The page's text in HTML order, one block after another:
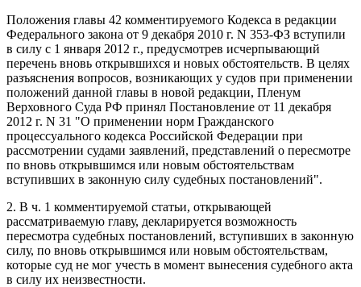
Положения главы 42 комментируемого Кодекса в редакции
Федерального закона от 9 декабря 2010 г. N 353-ФЗ вступили
в силу с 1 января 2012 г., предусмотрев исчерпывающий
перечень вновь открывшихся и новых обстоятельств. В целях
разъяснения вопросов, возникающих у судов при применении
положений данной главы в новой редакции, Пленум
Верховного Суда РФ принял Постановление от 11 декабря
2012 г. N 31 "О применении норм Гражданского
процессуального кодекса Российской Федерации при
рассмотрении судами заявлений, представлений о пересмотре
по вновь открывшимся или новым обстоятельствам
вступивших в законную силу судебных постановлений".
2. В ч. 1 комментируемой статьи, открывающей
рассматриваемую главу, декларируется возможность
пересмотра судебных постановлений, вступивших в законную
силу, по вновь открывшимся или новым обстоятельствам,
которые суд не мог учесть в момент вынесения судебного акта
в силу их неизвестности.